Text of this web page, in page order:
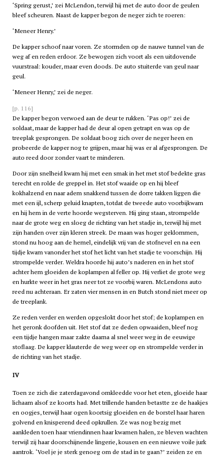
‘Spring gerust,’ zei McLendon, terwijl hij met de auto door de geulen
bleef scheuren. Naast de kapper begon de neger zich te roeren:
‘Meneer Henry.’
De kapper schoof naar voren. Ze stormden op de nauwe tunnel van de
weg af en reden erdoor. Ze bewogen zich voort als een uitdovende
vuurstraal: kouder, maar even doods. De auto stuiterde van geul naar
geul.
‘Meneer Henry,’ zei de neger.
[p. 116]
De kapper begon verwoed aan de deur te rukken. ‘Pas op!’ zei de
soldaat, maar de kapper had de deur al open getrapt en was op de
treeplak gesprongen. De soldaat boog zich over de neger heen en
probeerde de kapper nog te grijpen, maar hij was er al afgesprongen. De
auto reed door zonder vaart te minderen.
Door zijn snelheid kwam hij met een smak in het met stof bedekte gras
terecht en rolde de greppel in. Het stof waaide op en hij bleef
kokhalzend en naar adem snakkend tussen de dorre takken liggen die
met een ijl, scherp geluid knapten, totdat de tweede auto voorbijkwam
en hij hem in de verte hoorde wegsterven. Hij ging staan, strompelde
naar de grote weg en sloeg de richting van het stadje in, terwijl hij met
zijn handen over zijn kleren streek. De maan was hoger geklommen,
stond nu hoog aan de hemel, eindelijk vrij van de stofnevel en na een
tijdje kwam vanonder het stof het licht van het stadje te voorschijn. Hij
strompelde verder. Weldra hoorde hij auto’s naderen en in het stof
achter hem gloeiden de koplampen al feller op. Hij verliet de grote weg
en hurkte weer in het gras neer tot ze voorbij waren. McLendons auto
reed nu achteraan. Er zaten vier mensen in en Butch stond niet meer op
de treeplank.
Ze reden verder en werden opgeslokt door het stof; de koplampen en
het geronk doofden uit. Het stof dat ze deden opwaaiden, bleef nog
een tijdje hangen maar zakte daarna al snel weer weg in de eeuwige
stoflaag. De kapper klauterde de weg weer op en strompelde verder in
de richting van het stadje.
IV
Toen ze zich die zaterdagavond omkleedde voor het eten, gloeide haar
lichaam alsof ze koorts had. Met trillende handen betastte ze de haakjes
en oogjes, terwijl haar ogen koortsig gloeiden en de borstel haar haren
golvend en knisperend deed opkrullen. Ze was nog bezig met
aankleden toen haar vriendinnen haar kwamen halen, ze bleven wachten
terwijl zij haar doorschijnende lingerie, kousen en een nieuwe voile jurk
aantrok. ‘Voel je je sterk genoeg om de stad in te gaan?’ zeiden ze en